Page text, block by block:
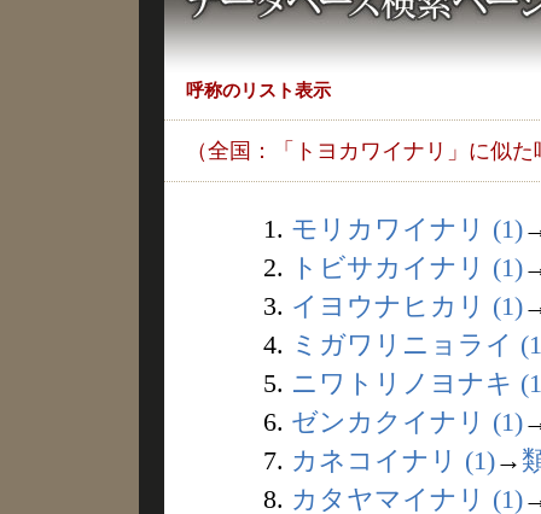
呼称のリスト表示
（全国：「トヨカワイナリ」に似た
1. モリカワイナリ (1)
2.
トビサカイナリ (1)
3. イヨウナヒカリ (1)
4. ミガワリニョライ
5. ニワトリノヨナキ
6. ゼンカクイナリ (1)
7. カネコイナリ (1)→
8. カタヤマイナリ (1)